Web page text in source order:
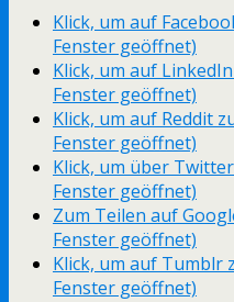
Klick, um auf
Fenster geöffnet)
Klick, um auf
Fenster geöffnet)
Klick, um auf Reddit
Fenster geöffnet)
Klick, um über
Fenster geöffnet)
Zum Teilen auf
Fenster geöffnet)
Klick, um auf Tumblr
Fenster geöffnet)